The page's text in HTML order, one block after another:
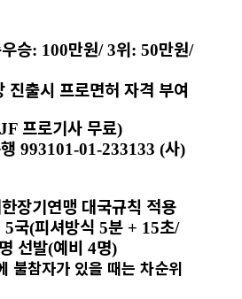
승: 100만원/ 3위: 50만원/
진출시 프로면허 자격 부여
프로기사 무료)
993101-01-233133 (사)
장기연맹 대국규칙 적용
5국(피셔방식 5분 + 15초/
명 선발(예비 4명)
불참자가 있을 때는 차순위